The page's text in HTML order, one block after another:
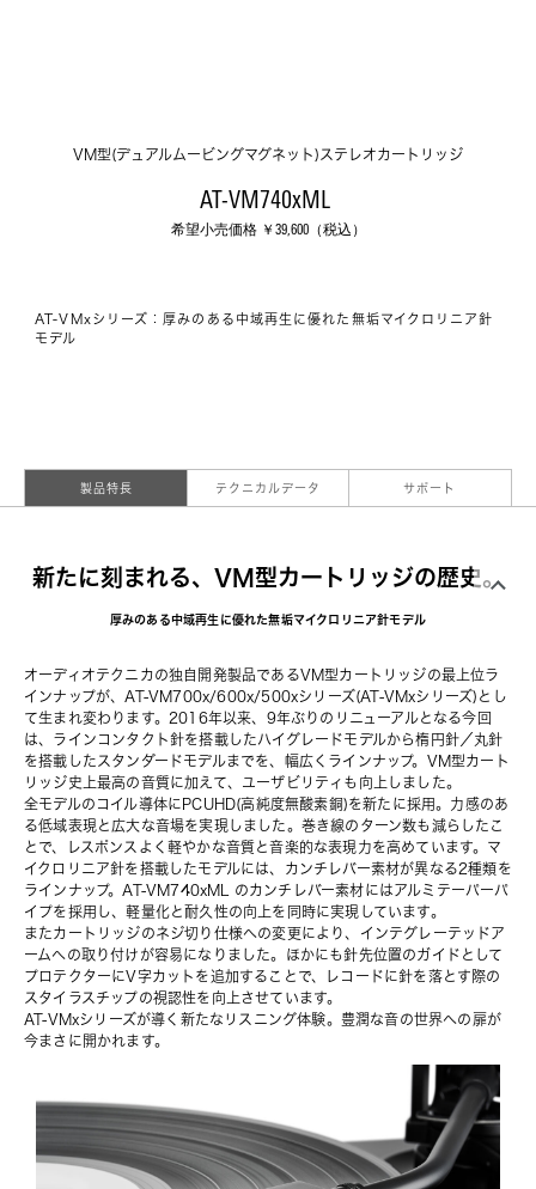
VM型(デュアルムービングマグネット)ステレオカートリッジ
AT-VM740xML
希望小売価格 ￥ 39,600（税込）
AT-VMxシリーズ：厚みのある中域再生に優れた無垢マイクロリニア針
モデル
製品特長 テクニカルデータ サポート
新たに刻まれる、VM型カートリッジの歴史。
厚みのある中域再生に優れた無垢マイクロリニア針モデル
オーディオテクニカの独自開発製品であるVM型カートリッジの最上位ラ
インナップが、AT-VM700x/600x/500xシリーズ(AT-VMxシリーズ)とし
て生まれ変わります。2016年以来、9年ぶりのリニューアルとなる今回
は、ラインコンタクト針を搭載したハイグレードモデルから楕円針／丸針
を搭載したスタンダードモデルまでを、幅広くラインナップ。VM型カート
リッジ史上最高の音質に加えて、ユーザビリティも向上しました。
全モデルのコイル導体にPCUHD(高純度無酸素銅)を新たに採用。力感のあ
る低域表現と広大な音場を実現しました。巻き線のターン数も減らしたこ
とで、レスポンスよく軽やかな音質と音楽的な表現力を高めています。マ
イクロリニア針を搭載したモデルには、カンチレバー素材が異なる2種類を
ラインナップ。AT-VM740xML のカンチレバー素材にはアルミテーパーパ
イプを採用し、軽量化と耐久性の向上を同時に実現しています。
またカートリッジのネジ切り仕様への変更により、インテグレーテッドア
ームへの取り付けが容易になりました。ほかにも針先位置のガイドとして
プロテクターにV字カットを追加することで、レコードに針を落とす際の
スタイラスチップの視認性を向上させています。
AT-VMxシリーズが導く新たなリスニング体験。豊潤な音の世界への扉が
今まさに開かれます。